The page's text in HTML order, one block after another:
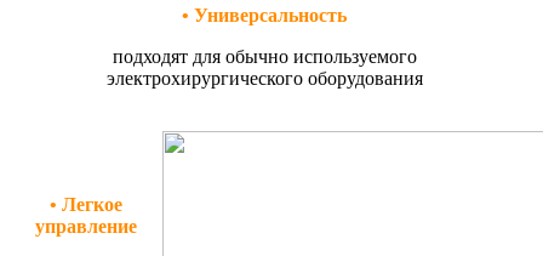
• Универсальность
подходят для обычно используемого
электрохирургического оборудования
• Легкое
управление